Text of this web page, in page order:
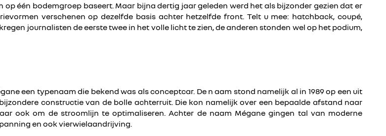
één bodemgroep baseert. Maar bijna dertig jaar geleden werd het als bijzonder gezien dat er
verschenen op dezelfde basis achter hetzelfde front. Telt u mee: hatchback, coupé,
journalisten de eerste twee in het volle licht te zien, de anderen stonden wel op het podium,
een typenaam die bekend was als conceptcar. De n aam stond namelijk al in 1989 op een uit
constructie van de bolle achterruit. Die kon namelijk over een bepaalde afstand naar
ook om de stroomlijn te optimaliseren. Achter de naam Mégane gingen tal van moderne
en ook vierwielaandrijving.